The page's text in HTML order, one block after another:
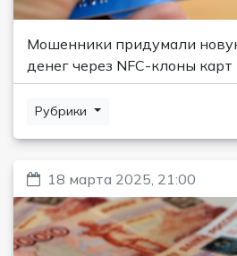
Мошенники придумали
денег через NFC-клоны карт
Рубрики
18 марта 2025, 21:00